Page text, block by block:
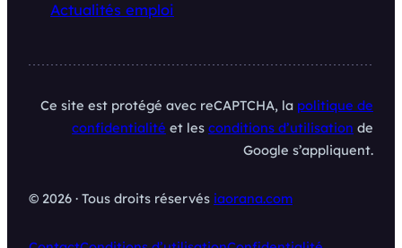
Actualités emploi
Ce site est protégé avec reCAPTCHA, la politique de
confidentialité et les conditions d’utilisation de
Google s’appliquent.
© 2026 · Tous droits réservés iaorana.com